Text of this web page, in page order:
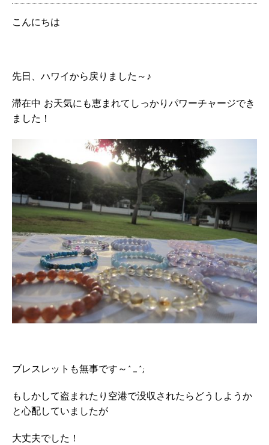
こんにちは
先日、ハワイから戻りました～♪
滞在中 お天気にも恵まれてしっかりパワーチャージでき
ました！
ブレスレットも無事です～^_^;
もしかして盗まれたり空港で没収されたらどうしようか
と心配していましたが
大丈夫でした！